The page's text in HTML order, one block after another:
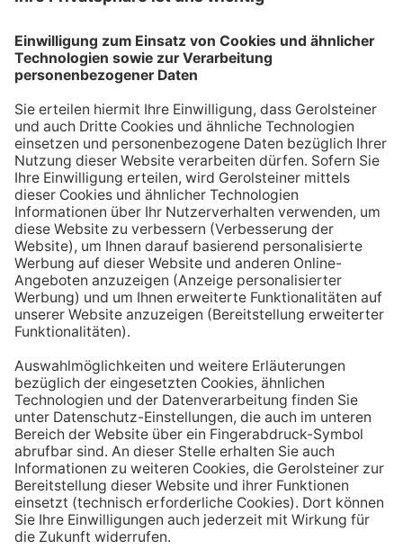
etwas Wasser dabei zu haben. Kleine PET-Flaschen mit
hinnehmen.
Tipp #2: Trinke direkt nach dem Aufstehen
Über Nacht verliert dein Körper Flüssigkeit. Um gut in
den Tag zu starten, solltest du deshalb direkt nach dem
Aufstehen ein großes Glas Wasser trinken. Stelle dir
zum Beispiel eine Flasche Mineralwasser direkt ans
Bett, damit du dieses kleine Morgenritual sofort
durchführen kannst.
Tipp #3: Vor und während jeder Mahlzeit
ein Glas Wasser trinken
Dadurch verknüpfst du das Trinken mit einem Ereignis.
einer Mahlzeit trinken, unterstützt du außerdem die
Produktion von Verdauungssäften. Zusätzlich fördert
das Trinken während des Essens das Sättigungsgefühl.
Tipp #4: Peppe dein Wasser auf
Wenn dir der Geschmack von purem Mineralwasser
nicht reichen sollte, dann kannst du deine Getränke mit
einfachen Mitteln verfeinern. Mische dir einfach